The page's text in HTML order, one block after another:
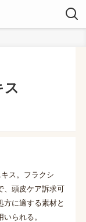
ス
ス。フラクシ
、頭皮ケア訴求可
方に適する素材と
られる。